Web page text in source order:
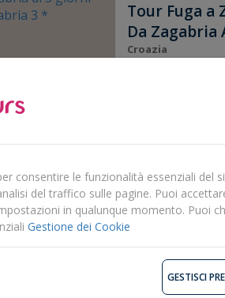
Tour Fuga a
Da Zagabria
Croazia
patrimonio storico e
dove la suggestiva
politiche del Paese.
soggiorno, potrai
escursioni ed
TOUR: Zagabria: la
sorge nel cuore
e lungo le rive del
sorprenderà con la
vita culturale e
destinazione tutta
consentire le funzionalità essenziali del
del traffico sulle pagine. Puoi
in qualunque momento. Puoi
Gestione dei Cookie
GESTISCI